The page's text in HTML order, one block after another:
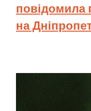
повідомила
на